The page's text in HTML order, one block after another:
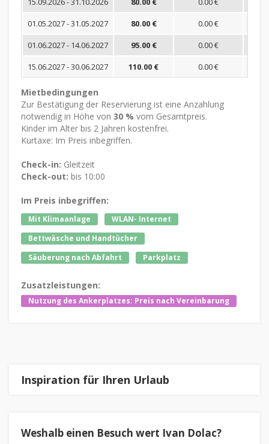
01.05.2027 - 31.05.2027
80.00 €
0.00 €
01.06.2027 - 14.06.2027
95.00 €
0.00 €
15.06.2027 - 30.06.2027
110.00 € 0.00 €
Mietbedingungen
Zur Bestätigung der Reservierung ist eine Anzahlung
notwendig in Höhe von 30 % vom Gesamtpreis.
Kinder im Alter bis 2 Jahren kostenfrei.
Kurtaxe: Im Preis inbegriffen.
Check-in: Gleitzeit
Check-out: bis 10:00
Im Preis inbegriffen:
Mit Klimaanlage
WLAN- Internet
Bettwäsche und Handtücher
Säuberung nach Abfahrt
Parkplatz
Zusatzleistungen:
Nutzung des Ankerplatzes: Preis nach Vereinbarung
Inspiration für Ihren Urlaub
Weshalb einen Besuch wert Ivan Dolac?